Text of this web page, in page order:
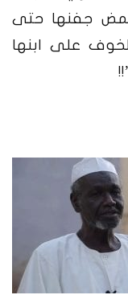
جفنها حتى
على ابنها